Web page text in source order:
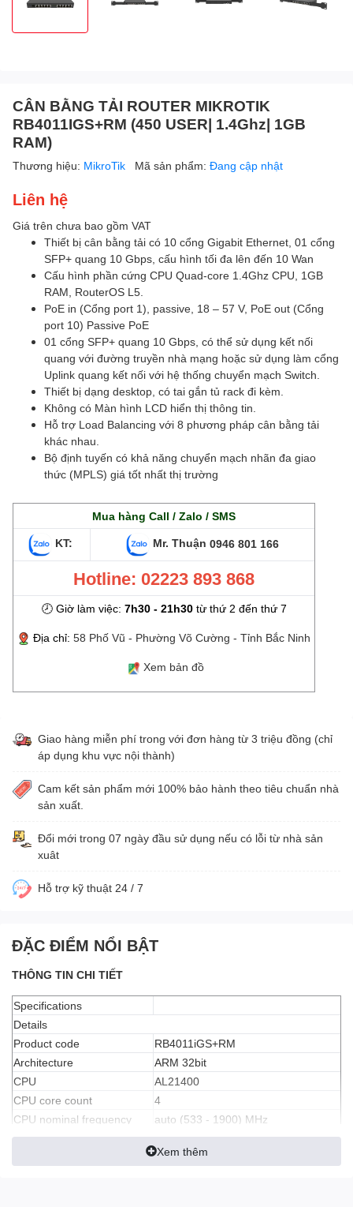
CÂN BẰNG TẢI ROUTER MIKROTIK
RB4011IGS+RM (450 USER| 1.4Ghz| 1GB
RAM)
Thương hiệu: MikroTik Mã sản phẩm: Đang cập nhật
Liên hệ
Giá trên chưa bao gồm VAT
Thiết bị cân bằng tải có 10 cổng Gigabit Ethernet, 01 cổng
SFP+ quang 10 Gbps, cấu hình tối đa lên đến 10 Wan
Cấu hình phần cứng CPU Quad-core 1.4Ghz CPU, 1GB
RAM, RouterOS L5.
PoE in (Cổng port 1), passive, 18 – 57 V, PoE out (Cổng
port 10) Passive PoE
01 cổng SFP+ quang 10 Gbps, có thể sử dụng kết nối
quang với đường truyền nhà mạng hoặc sử dụng làm cổng
Uplink quang kết nối với hệ thống chuyển mạch Switch.
Thiết bị dạng desktop, có tai gắn tủ rack đi kèm.
Không có Màn hình LCD hiển thị thông tin.
Hỗ trợ Load Balancing với 8 phương pháp cân bằng tải
khác nhau.
Bộ định tuyến có khả năng chuyển mạch nhãn đa giao
thức (MPLS) giá tốt nhất thị trường
Mua hàng Call / Zalo / SMS
KT: Mr. Thuận 0946 801 166
Hotline: 02223 893 868
🕗 Giờ làm việc: 7h30 - 21h30từ thứ 2 đến thứ 7
Địa chỉ: 58 Phố Vũ - Phường Võ Cường - Tỉnh Bắc Ninh
Xem bản đồ
Giao hàng miễn phí trong với đơn hàng từ 3 triệu đồng (chỉ
áp dụng khu vực nội thành)
Cam kết sản phẩm mới 100% bảo hành theo tiêu chuẩn nhà
sản xuất.
Đổi mới trong 07 ngày đầu sử dụng nếu có lỗi từ nhà sản
xuât
Hỗ trợ kỹ thuật 24 / 7
ĐẶC ĐIỂM NỔI BẬT
THÔNG TIN CHI TIẾT
Specifications
Details
Product code
RB4011iGS+RM
Architecture
ARM 32bit
CPU
AL21400
CPU core count
4
CPU nominal frequency
auto (533 - 1900) MHz
Dimensions
228 x 120 x 30 mm
5Xem thêm